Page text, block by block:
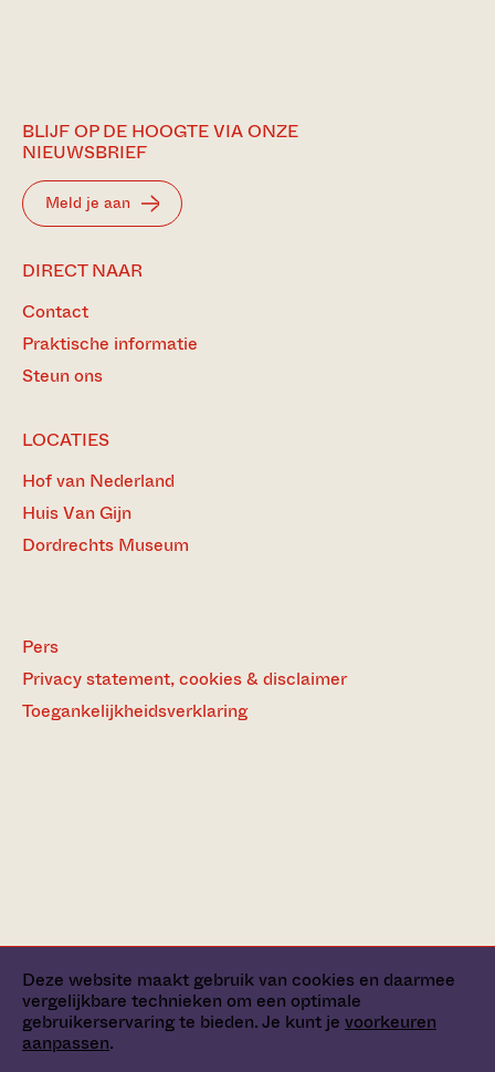
Deze website maakt gebruik van cookies en daarmee
vergelijkbare technieken om een optimale
gebruikerservaring te bieden. Je kunt je voorkeuren
aanpassen.
BLIJF OP DE HOOGTE VIA ONZE
NIEUWSBRIEF
Meld je aan
DIRECT NAAR
Contact
Praktische informatie
Steun ons
LOCATIES
Hof van Nederland
Huis Van Gijn
Dordrechts Museum
Pers
Privacy statement, cookies & disclaimer
Toegankelijkheidsverklaring